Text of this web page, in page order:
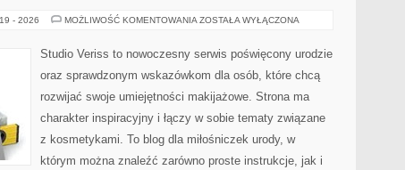
- 2026 MOŻLIWOŚĆ KOMENTOWANIA MAKIJAŻ
ZOSTAŁA WYŁĄCZONA
Studio Veriss to nowoczesny serwis poświęcony urodzie
oraz sprawdzonym wskazówkom dla osób, które chcą
rozwijać swoje umiejętności makijażowe. Strona ma
charakter inspiracyjny i łączy w sobie tematy związane
z kosmetykami. To blog dla miłośniczek urody, w
którym można znaleźć zarówno proste instrukcje, jak i